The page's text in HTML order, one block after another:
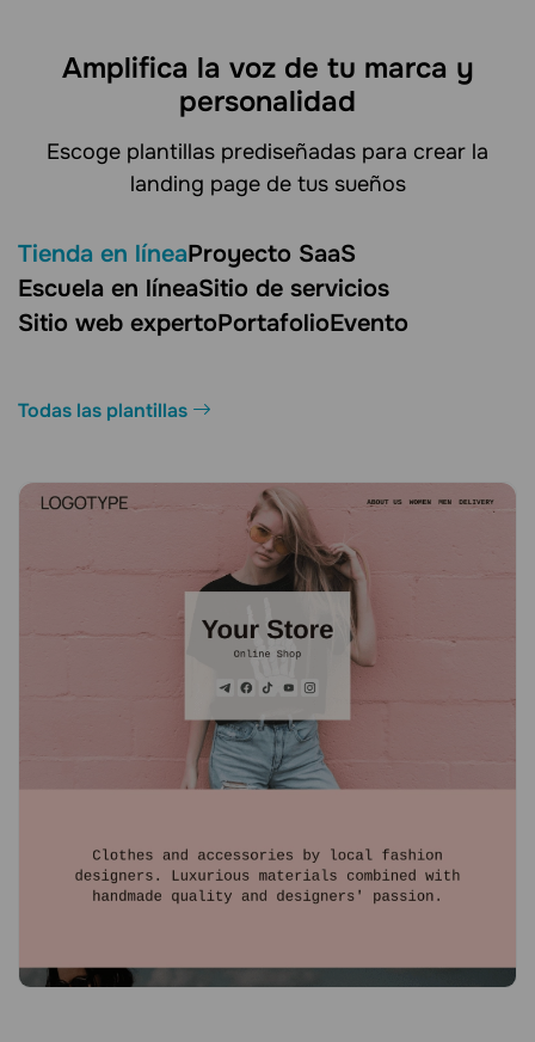
Amplifica la voz de tu marca y
personalidad
Escoge plantillas prediseñadas para crear la
landing page de tus sueños
Tienda en líneaProyecto SaaS
Escuela en líneaSitio de servicios
Sitio web expertoPortafolioEvento
Todas las plantillas